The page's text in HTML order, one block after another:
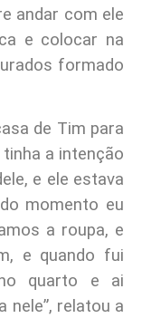
andar com ele
e colocar na
formado
de Tim para
a intenção
e ele estava
momento eu
a roupa, e
e quando fui
quarto e ai
nele”, relatou a